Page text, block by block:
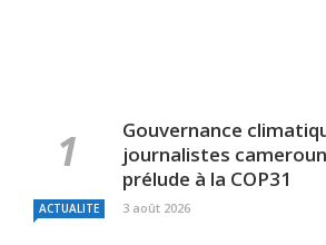
Gouvernance
journalistes
prélude à la COP31
ACTUALITE 3 août 2026